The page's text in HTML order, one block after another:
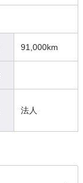
91,000km
法人